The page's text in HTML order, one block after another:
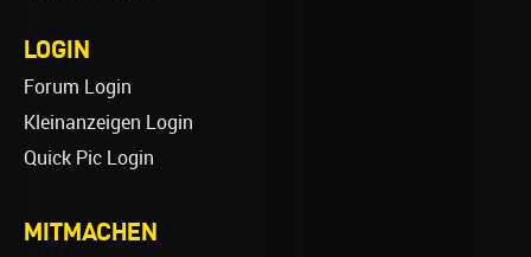
LOGIN
Forum Login
Kleinanzeigen Login
Quick Pic Login
MITMACHEN